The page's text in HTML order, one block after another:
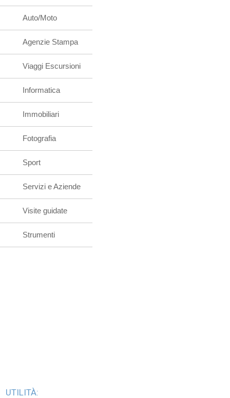
Auto/Moto
Agenzie Stampa
Viaggi Escursioni
Informatica
Immobiliari
Fotografia
Sport
Servizi e Aziende
Visite guidate
Strumenti
UTILITÀ: